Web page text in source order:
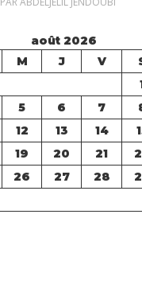
août 2026
M J V
5 6 7
12 13 14
19 20 21
26 27 28